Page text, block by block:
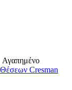
Αγαπημένο
Cresman